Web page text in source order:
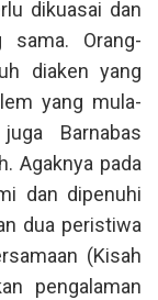
dikuasai dan
Orang-
diaken yang
yang mula-
Barnabas
Agaknya pada
dan dipenuhi
dua peristiwa
(Kisah
pengalaman